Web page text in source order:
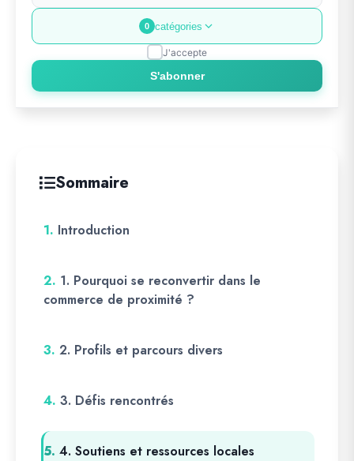
0 catégories
J'accepte
S'abonner
Sommaire
1. Introduction
2. 1. Pourquoi se reconvertir dans le
commerce de proximité ?
3. 2. Profils et parcours divers
4. 3. Défis rencontrés
5. 4. Soutiens et ressources locales